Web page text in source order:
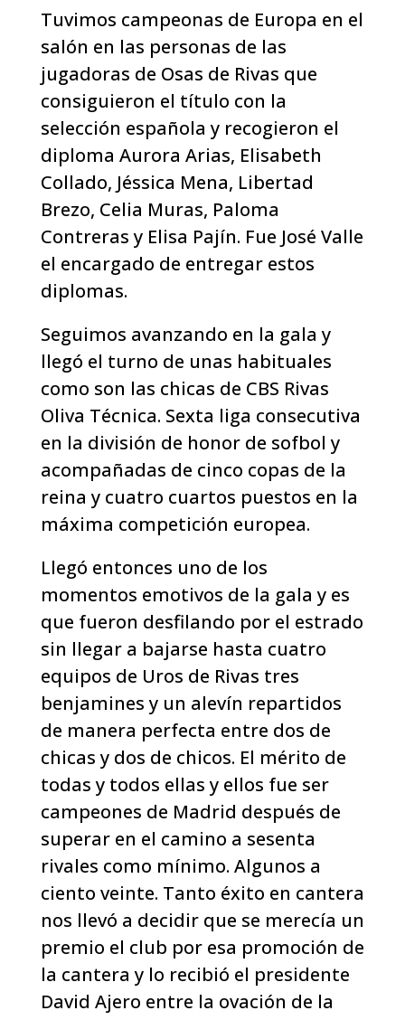
Tuvimos campeonas de Europa en el
salón en las personas de las
jugadoras de Osas de Rivas que
consiguieron el título con la
selección española y recogieron el
diploma Aurora Arias, Elisabeth
Collado, Jéssica Mena, Libertad
Brezo, Celia Muras, Paloma
Contreras y Elisa Pajín. Fue José Valle
el encargado de entregar estos
diplomas.
Seguimos avanzando en la gala y
llegó el turno de unas habituales
como son las chicas de CBS Rivas
Oliva Técnica. Sexta liga consecutiva
en la división de honor de sofbol y
acompañadas de cinco copas de la
reina y cuatro cuartos puestos en la
máxima competición europea.
Llegó entonces uno de los
momentos emotivos de la gala y es
que fueron desfilando por el estrado
sin llegar a bajarse hasta cuatro
equipos de Uros de Rivas tres
benjamines y un alevín repartidos
de manera perfecta entre dos de
chicas y dos de chicos. El mérito de
todas y todos ellas y ellos fue ser
campeones de Madrid después de
superar en el camino a sesenta
rivales como mínimo. Algunos a
ciento veinte. Tanto éxito en cantera
nos llevó a decidir que se merecía un
premio el club por esa promoción de
la cantera y lo recibió el presidente
David Ajero entre la ovación de la